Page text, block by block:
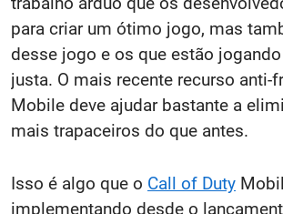
para criar um ótimo jogo, mas
desse jogo e os que estão
justa. O mais recente recurso anti-
Mobile deve ajudar bastante a
mais trapaceiros do que antes.
Isso é algo que o Call of Duty
implementando desde o